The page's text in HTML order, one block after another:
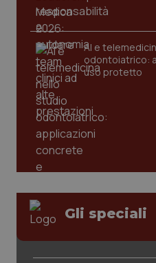
AI e
odontoiatrico:
uso protetto
Gli speciali
tracking-sites-ironfish-
tracking-enable